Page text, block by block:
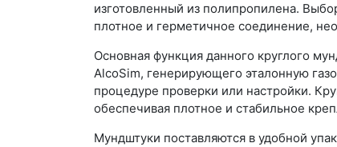
изготовленный из полипропилена.
плотное и герметичное соединение,
Основная функция данного круглого
AlcoSim, генерирующего эталонную
процедуре проверки или настройки.
обеспечивая плотное и стабильное
Мундштуки поставляются в удобной